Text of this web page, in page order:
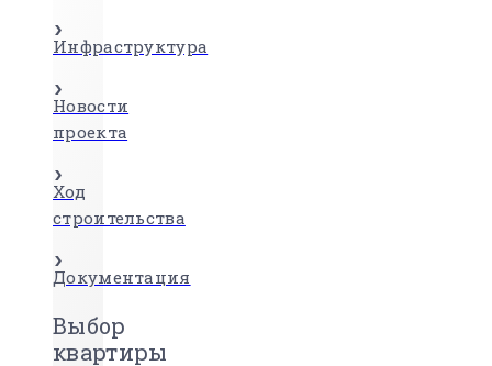
Инфраструктура
Новости
проекта
Ход
строительства
Документация
Выбор
квартиры